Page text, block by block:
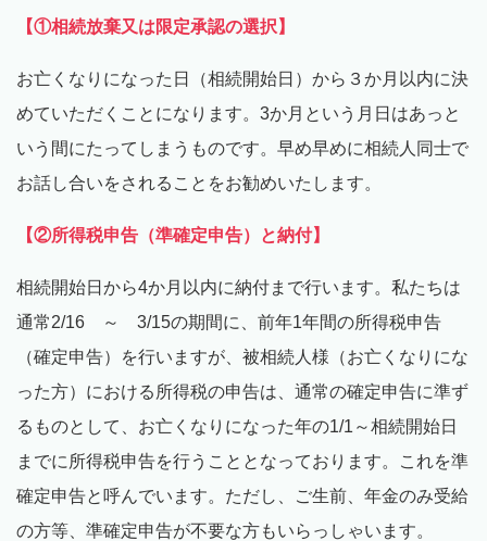
【①相続放棄又は限定承認の選択】
お亡くなりになった日（相続開始日）から３か月以内に決
めていただくことになります。3か月という月日はあっと
いう間にたってしまうものです。早め早めに相続人同士で
お話し合いをされることをお勧めいたします。
【②所得税申告（準確定申告）と納付】
相続開始日から4か月以内に納付まで行います。私たちは
通常2/16 ～ 3/15の期間に、前年1年間の所得税申告
（確定申告）を行いますが、被相続人様（お亡くなりにな
った方）における所得税の申告は、通常の確定申告に準ず
るものとして、お亡くなりになった年の1/1～相続開始日
までに所得税申告を行うこととなっております。これを準
確定申告と呼んでいます。ただし、ご生前、年金のみ受給
の方等、準確定申告が不要な方もいらっしゃいます。